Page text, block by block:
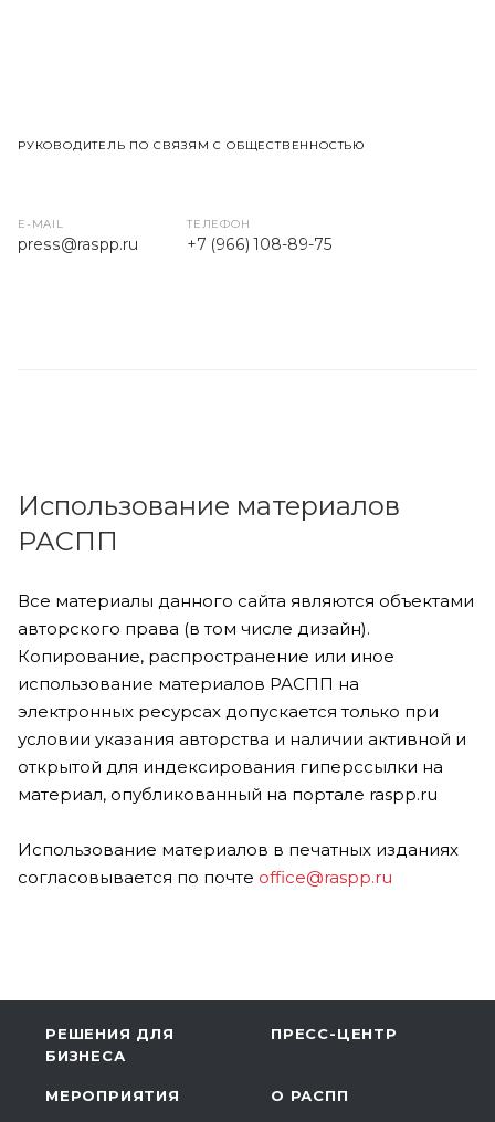
РУКОВОДИТЕЛЬ ПО СВЯЗЯМ С ОБЩЕСТВЕННОСТЬЮ
E-MAIL
press@raspp.ru
ТЕЛЕФОН
+7 (966) 108-89-75
Использование материалов
РАСПП
Все материалы данного сайта являются объектами
авторского права (в том числе дизайн).
Копирование, распространение или иное
использование материалов РАСПП на
электронных ресурсах допускается только при
условии указания авторства и наличии активной и
открытой для индексирования гиперссылки на
материал, опубликованный на портале raspp.ru
Использование материалов в печатных изданиях
согласовывается по почте office@raspp.ru
РЕШЕНИЯ ДЛЯ
БИЗНЕСА
ПРЕСС-ЦЕНТР
МЕРОПРИЯТИЯ О РАСПП